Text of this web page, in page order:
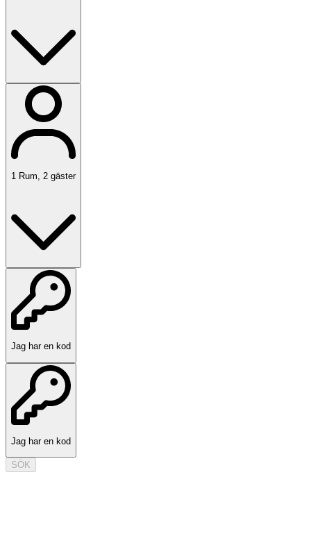
1 Rum 2 gäster
Jag har en kod
Jag har en kod
SÖK